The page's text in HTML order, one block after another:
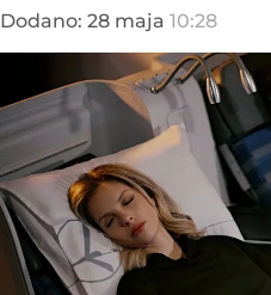
Dodano: 28 maja 10:28